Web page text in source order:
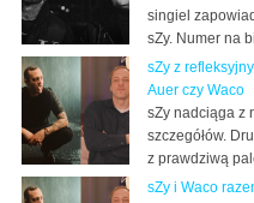
singiel
sZy. Numer na
sZy z
Auer czy Waco
sZy nadciąga z
szczegółów.
z prawdziwą
sZy i Waco